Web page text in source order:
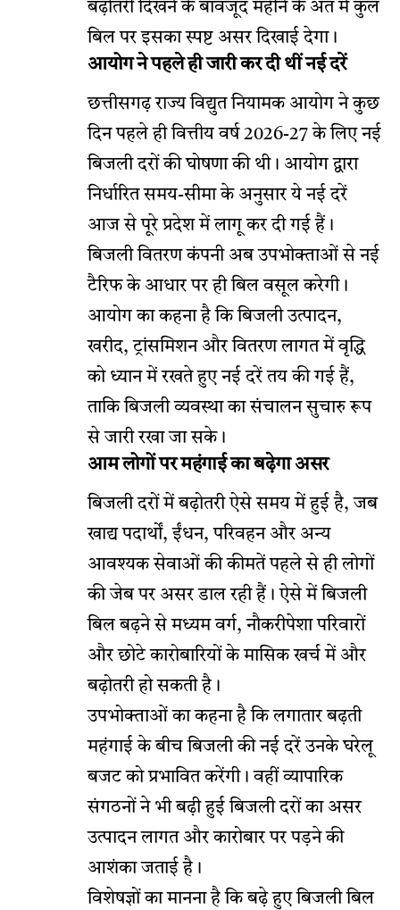
बढ़ोतरी दिखने के बावजूद महीने के अंत में कुल
बिल पर इसका स्पष्ट असर दिखाई देगा।
आयोग ने पहले ही जारी कर दी थीं नई दरें
छत्तीसगढ़ राज्य विद्युत नियामक आयोग ने कुछ
दिन पहले ही वित्तीय वर्ष 2026-27 के लिए नई
बिजली दरों की घोषणा की थी। आयोग द्वारा
निर्धारित समय-सीमा के अनुसार ये नई दरें
आज से पूरे प्रदेश में लागू कर दी गई हैं।
बिजली वितरण कंपनी अब उपभोक्ताओं से नई
टैरिफ के आधार पर ही बिल वसूल करेगी।
आयोग का कहना है कि बिजली उत्पादन,
खरीद, ट्रांसमिशन और वितरण लागत में वृद्धि
को ध्यान में रखते हुए नई दरें तय की गई हैं,
ताकि बिजली व्यवस्था का संचालन सुचारु रूप
से जारी रखा जा सके।
आम लोगों पर महंगाई का बढ़ेगा असर
बिजली दरों में बढ़ोतरी ऐसे समय में हुई है, जब
खाद्य पदार्थों, ईंधन, परिवहन और अन्य
आवश्यक सेवाओं की कीमतें पहले से ही लोगों
की जेब पर असर डाल रही हैं। ऐसे में बिजली
बिल बढ़ने से मध्यम वर्ग, नौकरीपेशा परिवारों
और छोटे कारोबारियों के मासिक खर्च में और
बढ़ोतरी हो सकती है।
उपभोक्ताओं का कहना है कि लगातार बढ़ती
महंगाई के बीच बिजली की नई दरें उनके घरेलू
बजट को प्रभावित करेंगी। वहीं व्यापारिक
संगठनों ने भी बढ़ी हुई बिजली दरों का असर
उत्पादन लागत और कारोबार पर पड़ने की
आशंका जताई है।
विशेषज्ञों का मानना है कि बढ़े हुए बिजली बिल